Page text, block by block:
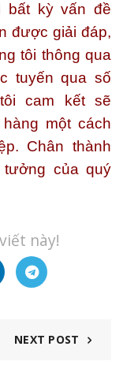
bất kỳ vấn đề
được giải đáp,
tôi thông qua
tuyến qua số
cam kết sẽ
một cách
Chân thành
của quý
này!
NEXT POST